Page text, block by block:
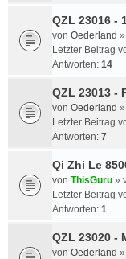
QZL 23016 -
von Oederland »
Letzter Beitrag
Antworten: 14
QZL 23013 -
von Oederland »
Letzter Beitrag
Antworten: 7
Qi Zhi Le
von ThisGuru »
Letzter Beitrag
Antworten: 1
QZL 23020 -
von Oederland »